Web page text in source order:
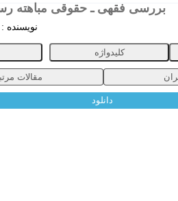
بررسی فقهی ـ حقوقی مباهته
نویسنده :
کلیدواژه
مقالات
دانلود